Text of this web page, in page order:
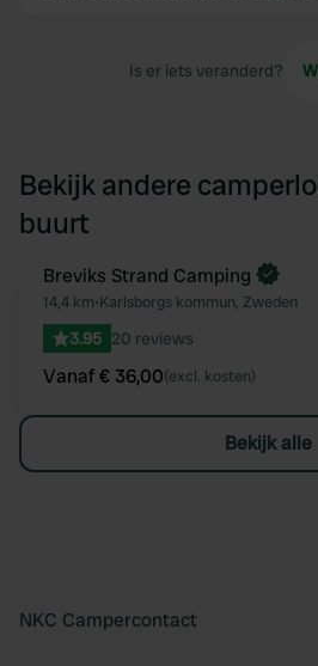
Is er iets veranderd?
Bekijk andere
buurt
Boek direct
Breviks Strand Camping
14,4 km•Karlsborgs kommun, Zweden
3.95 20 reviews
Vanaf € 36,00(excl. kosten)
Bekijk alle
NKC Campercontact